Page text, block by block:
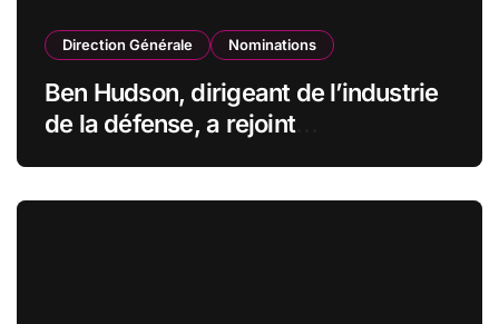
Direction Générale Nominations
Ben Hudson, dirigeant de l’industrie
de la défense, a rejoint